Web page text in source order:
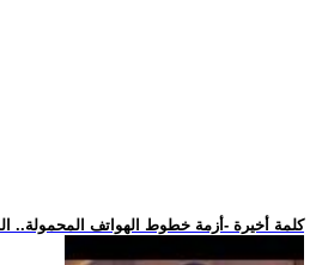
.. كلمة أخيرة -أزمة خطوط الهواتف المحمولة..